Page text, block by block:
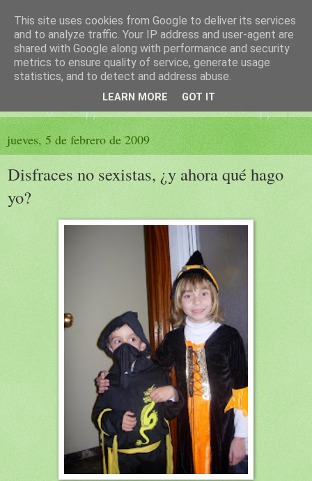
El sueño de las palabras
PÁGINA LITERARIA DE FELISA MORENO
jueves, 5 de febrero de 2009
Disfraces no sexistas, ¿y ahora qué hago
yo?
This site uses cookies from Google to deliver its services
and to analyze traffic. Your IP address and user-agent are
shared with Google along with performance and security
metrics to ensure quality of service, generate usage
statistics, and to detect and address abuse.
LEARN MORE GOT IT